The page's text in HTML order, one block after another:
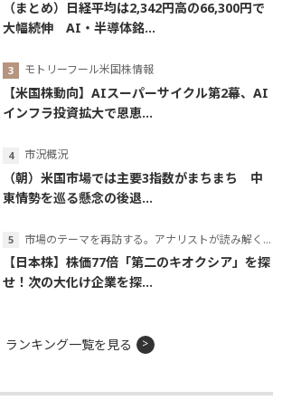
（まとめ）日経平均は2,342円高の66,300円で
大幅続伸 AI・半導体銘...
モトリーフール米国株情報
【米国株動向】AIスーパーサイクル第2幕、AI
インフラ投資拡大で恩恵...
市況概況
（朝）米国市場では主要3指数がまちまち 中
東情勢を巡る懸念の後退...
市場のテーマを再訪する。アナリストが読み解くテーマの本質
【日本株】株価77倍「第二のキオクシア」を探
せ！次の大化け企業を探...
ランキング一覧を見る